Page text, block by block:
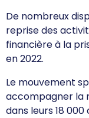
De nombreux
reprise des
financière à la
en 2022.
Le mouvement
accompagner la
dans leurs 18